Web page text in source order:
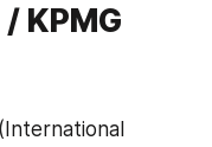
KPMG